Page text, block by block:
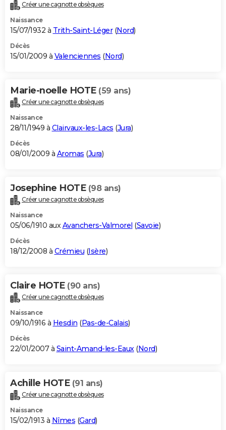
Créer une cagnotte obsèques
Naissance
15/07/1932 à Trith-Saint-Léger(Nord)
Décès
15/01/2009 à Valenciennes (Nord)
Marie-noelle HOTE (59 ans)
Créer une cagnotte obsèques
Naissance
28/11/1949 à Clairvaux-les-Lacs (Jura)
Décès
08/01/2009 à Aromas (Jura)
Josephine HOTE (98 ans)
Créer une cagnotte obsèques
Naissance
05/06/1910 auxAvanchers-Valmorel (Savoie)
Décès
18/12/2008 à Crémieu (Isère)
Claire HOTE (90 ans)
Créer une cagnotte obsèques
Naissance
09/10/1916 à Hesdin (Pas-de-Calais)
Décès
22/01/2007 à Saint-Amand-les-Eaux(Nord)
Achille HOTE (91 ans)
Créer une cagnotte obsèques
Naissance
15/02/1913 à Nîmes (Gard)